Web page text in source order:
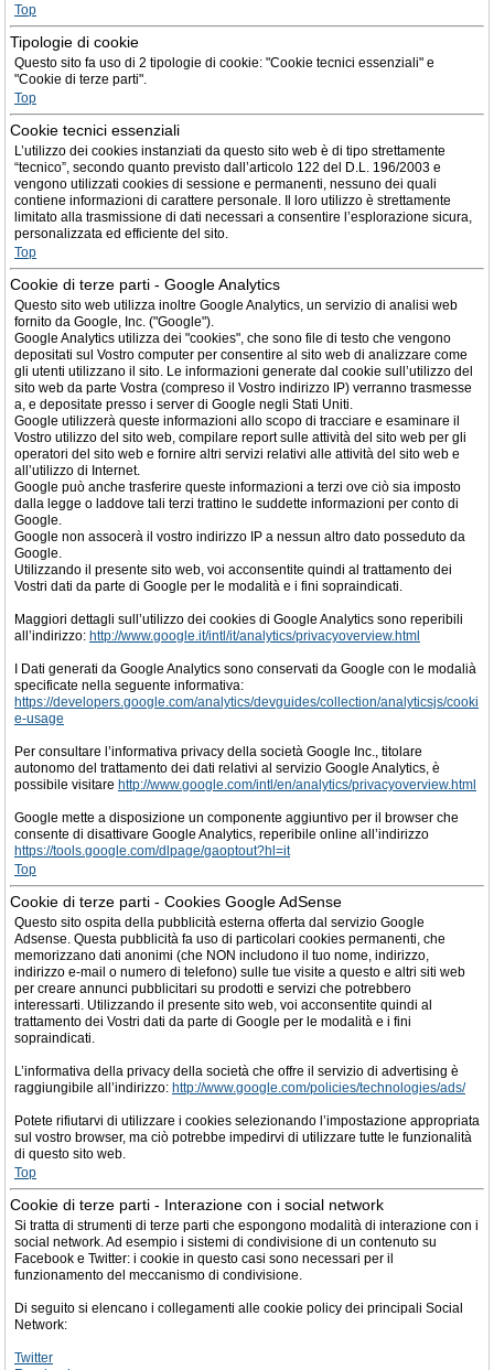
Top
Tipologie di cookie
Questo sito fa uso di 2 tipologie di cookie: "Cookie tecnici essenziali" e
"Cookie di terze parti".
Top
Cookie tecnici essenziali
L’utilizzo dei cookies instanziati da questo sito web è di tipo strettamente
“tecnico”, secondo quanto previsto dall’articolo 122 del D.L. 196/2003 e
vengono utilizzati cookies di sessione e permanenti, nessuno dei quali
contiene informazioni di carattere personale. Il loro utilizzo è strettamente
limitato alla trasmissione di dati necessari a consentire l’esplorazione sicura,
personalizzata ed efficiente del sito.
Top
Cookie di terze parti - Google Analytics
Questo sito web utilizza inoltre Google Analytics, un servizio di analisi web
fornito da Google, Inc. ("Google").
Google Analytics utilizza dei "cookies", che sono file di testo che vengono
depositati sul Vostro computer per consentire al sito web di analizzare come
gli utenti utilizzano il sito. Le informazioni generate dal cookie sull’utilizzo del
sito web da parte Vostra (compreso il Vostro indirizzo IP) verranno trasmesse
a, e depositate presso i server di Google negli Stati Uniti.
Google utilizzerà queste informazioni allo scopo di tracciare e esaminare il
Vostro utilizzo del sito web, compilare report sulle attività del sito web per gli
operatori del sito web e fornire altri servizi relativi alle attività del sito web e
all’utilizzo di Internet.
Google può anche trasferire queste informazioni a terzi ove ciò sia imposto
dalla legge o laddove tali terzi trattino le suddette informazioni per conto di
Google.
Google non assocerà il vostro indirizzo IP a nessun altro dato posseduto da
Google.
Utilizzando il presente sito web, voi acconsentite quindi al trattamento dei
Vostri dati da parte di Google per le modalità e i fini sopraindicati.
Maggiori dettagli sull’utilizzo dei cookies di Google Analytics sono reperibili
all’indirizzo: http://www.google.it/intl/it/analytics/privacyoverview.html
I Dati generati da Google Analytics sono conservati da Google con le modalià
specificate nella seguente informativa:
https://developers.google.com/analytics/devguides/collection/analyticsjs/cooki
e-usage
Per consultare l’informativa privacy della società Google Inc., titolare
autonomo del trattamento dei dati relativi al servizio Google Analytics, è
possibile visitare http://www.google.com/intl/en/analytics/privacyoverview.html
Google mette a disposizione un componente aggiuntivo per il browser che
consente di disattivare Google Analytics, reperibile online all’indirizzo
https://tools.google.com/dlpage/gaoptout?hl=it
Top
Cookie di terze parti - Cookies Google AdSense
Questo sito ospita della pubblicità esterna offerta dal servizio Google
Adsense. Questa pubblicità fa uso di particolari cookies permanenti, che
memorizzano dati anonimi (che NON includono il tuo nome, indirizzo,
indirizzo e-mail o numero di telefono) sulle tue visite a questo e altri siti web
per creare annunci pubblicitari su prodotti e servizi che potrebbero
interessarti. Utilizzando il presente sito web, voi acconsentite quindi al
trattamento dei Vostri dati da parte di Google per le modalità e i fini
sopraindicati.
L’informativa della privacy della società che offre il servizio di advertising è
raggiungibile all’indirizzo: http://www.google.com/policies/technologies/ads/
Potete rifiutarvi di utilizzare i cookies selezionando l’impostazione appropriata
sul vostro browser, ma ciò potrebbe impedirvi di utilizzare tutte le funzionalità
di questo sito web.
Top
Cookie di terze parti - Interazione con i social network
Si tratta di strumenti di terze parti che espongono modalità di interazione con i
social network. Ad esempio i sistemi di condivisione di un contenuto su
Facebook e Twitter: i cookie in questo casi sono necessari per il
funzionamento del meccanismo di condivisione.
Di seguito si elencano i collegamenti alle cookie policy dei principali Social
Network:
Twitter